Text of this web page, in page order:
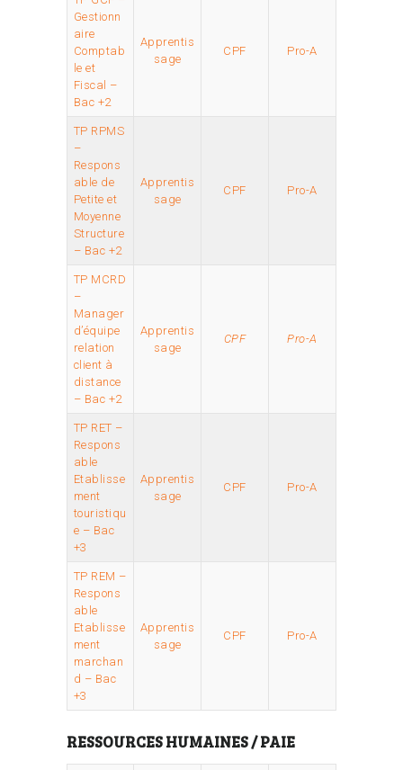
Gestionn
aire
Comptab
le et
Fiscal –
Bac +2
Apprentis
sage
CPF Pro-A
TP RPMS
–
Respons
able de
Petite et
Moyenne
Structure
– Bac +2
Apprentis
sage
CPF Pro-A
TP MCRD
–
Manager
d’équipe
relation
client à
distance
– Bac +2
Apprentis
sage
CPF Pro-A
TP RET –
Respons
able
Etablisse
ment
touristiqu
e – Bac
+3
Apprentis
sage
CPF Pro-A
TP REM –
Respons
able
Etablisse
ment
marchan
d – Bac
+3
Apprentis
sage
CPF Pro-A
RESSOURCES HUMAINES / PAIE